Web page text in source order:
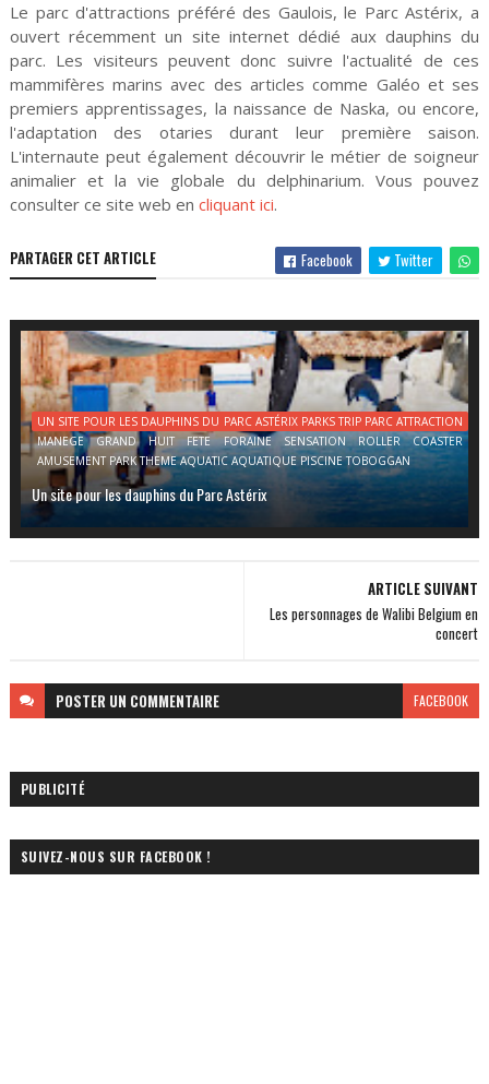
Le parc d'attractions préféré des Gaulois, le Parc Astérix, a
ouvert récemment un site internet dédié aux dauphins du
parc. Les visiteurs peuvent donc suivre l'actualité de ces
mammifères marins avec des articles comme Galéo et ses
premiers apprentissages, la naissance de Naska, ou encore,
l'adaptation des otaries durant leur première saison.
L'internaute peut également découvrir le métier de soigneur
animalier et la vie globale du delphinarium. Vous pouvez
consulter ce site web en cliquant ici.
PARTAGER CET ARTICLE Facebook Twitter
UN SITE POUR LES DAUPHINS DU PARC ASTÉRIX PARKS TRIP PARC ATTRACTION
MANEGE GRAND HUIT FETE FORAINE SENSATION ROLLER COASTER
AMUSEMENT PARK THEME AQUATIC AQUATIQUE PISCINE TOBOGGAN
Un site pour les dauphins du Parc Astérix
ARTICLE SUIVANT
Les personnages de Walibi Belgium en
concert
POSTER UN COMMENTAIRE FACEBOOK
PUBLICITÉ
SUIVEZ-NOUS SUR FACEBOOK !